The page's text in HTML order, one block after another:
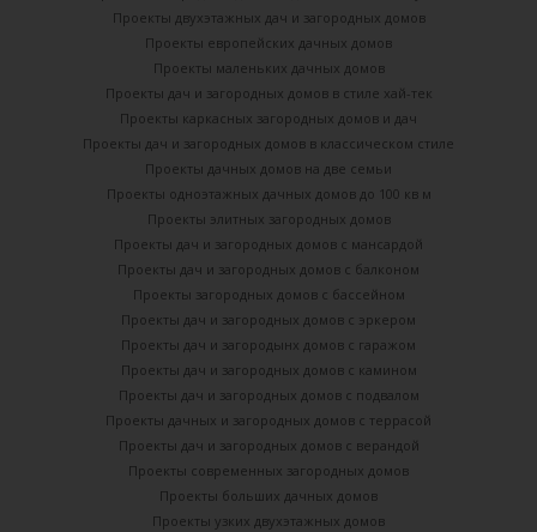
Проекты двухэтажных дач и загородных домов
Проекты европейских дачных домов
Проекты маленьких дачных домов
Проекты дач и загородных домов в стиле хай-тек
Проекты каркасных загородных домов и дач
Проекты дач и загородных домов в классическом стиле
Проекты дачных домов на две семьи
Проекты одноэтажных дачных домов до 100 кв м
Проекты элитных загородных домов
Проекты дач и загородных домов с мансардой
Проекты дач и загородных домов с балконом
Проекты загородных домов с бассейном
Проекты дач и загородных домов с эркером
Проекты дач и загородынх домов с гаражом
Проекты дач и загородных домов с камином
Проекты дач и загородных домов с подвалом
Проекты дачных и загородных домов с террасой
Проекты дач и загородных домов с верандой
Проекты современных загородных домов
Проекты больших дачных домов
Проекты узких двухэтажных домов